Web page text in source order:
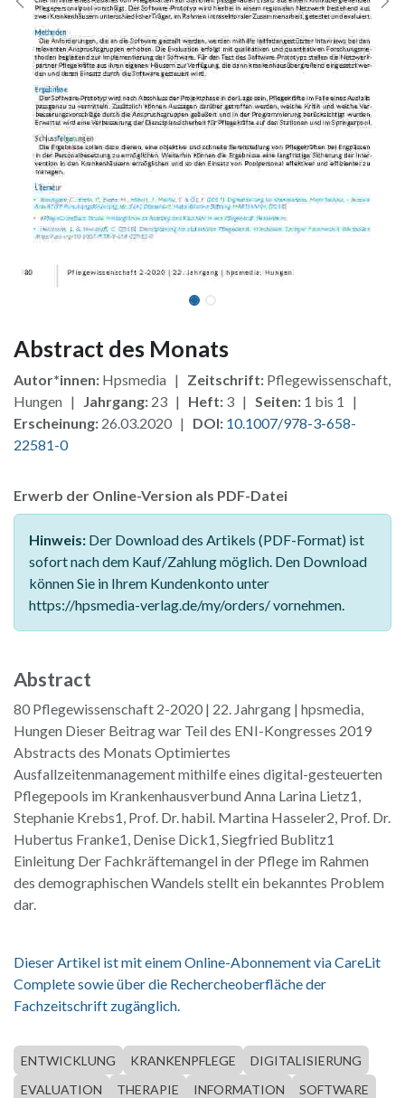
Abstract des Monats
Autor*innen: Hpsmedia | Zeitschrift: Pflegewissenschaft,
Hungen | Jahrgang: 23 | Heft: 3 | Seiten: 1 bis 1 |
Erscheinung: 26.03.2020 | DOI: 10.1007/978-3-658-
22581-0
Erwerb der Online-Version als PDF-Datei
Hinweis: Der Download des Artikels (PDF-Format) ist
sofort nach dem Kauf/Zahlung möglich. Den Download
können Sie in Ihrem Kundenkonto unter
https://hpsmedia-verlag.de/my/orders/ vornehmen.
Abstract
80 Pflegewissenschaft 2-2020 | 22. Jahrgang | hpsmedia,
Hungen Dieser Beitrag war Teil des ENI-Kongresses 2019
Abstracts des Monats Optimiertes
Ausfallzeitenmanagement mithilfe eines digital-gesteuerten
Pflegepools im Krankenhausverbund Anna Larina Lietz1,
Stephanie Krebs1, Prof. Dr. habil. Martina Hasseler2, Prof. Dr.
Hubertus Franke1, Denise Dick1, Siegfried Bublitz1
Einleitung Der Fachkräftemangel in der Pflege im Rahmen
des demographischen Wandels stellt ein bekanntes Problem
dar.
Dieser Artikel ist mit einem Online-Abonnement via CareLit
Complete sowie über die Rechercheoberfläche der
Fachzeitschrift zugänglich.
ENTWICKLUNG KRANKENPFLEGE
DIGITALISIERUNG
EVALUATION
THERAPIE INFORMATION
SOFTWARE